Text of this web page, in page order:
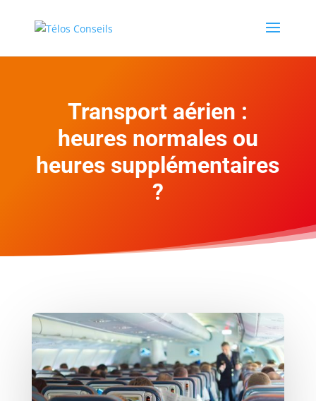
Transport aérien :
heures normales ou
heures supplémentaires
?